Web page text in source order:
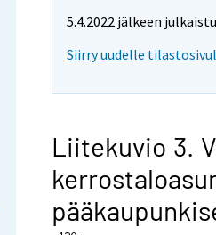
5.4.2022 jälkeen
Siirry uudelle
Liitekuvio 3.